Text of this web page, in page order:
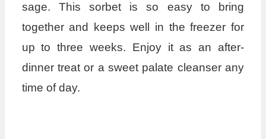
sage. This sorbet is so easy to bring
together and keeps well in the freezer for
up to three weeks. Enjoy it as an after-
dinner treat or a sweet palate cleanser any
time of day.